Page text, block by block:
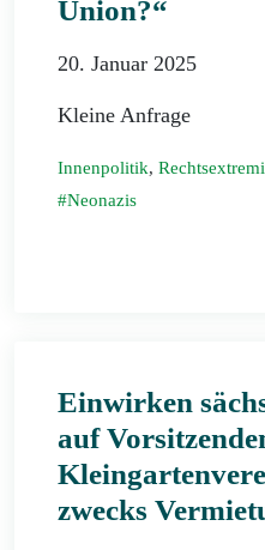
Union?“
20. Januar 2025
Kleine Anfrage
Innenpolitik,
Neonazis
Einwirken
auf
zwecks